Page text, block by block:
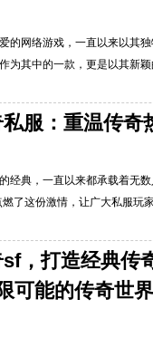
的网络游戏，一直以来以其
为其中的一款，更是以其新
服：重温传奇
经典，一直以来都承载着无
了这份激情，让广大私服玩
，打造经典传
可能的传奇世界